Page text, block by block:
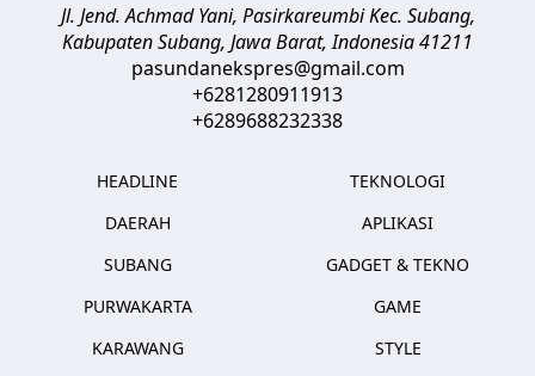
Jl. Jend. Achmad Yani, Pasirkareumbi Kec. Subang,
Kabupaten Subang, Jawa Barat,Indonesia41211
pasundanekspres@gmail.com
+6281280911913
+6289688232338
HEADLINE
DAERAH
SUBANG
PURWAKARTA
KARAWANG
TEKNOLOGI
APLIKASI
GADGET & TEKNO
GAME
STYLE